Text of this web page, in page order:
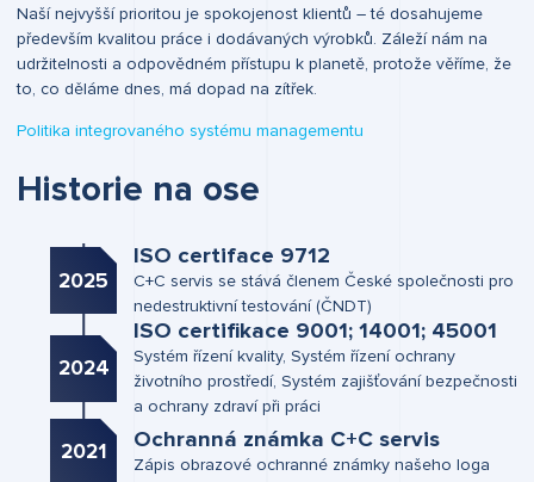
Naší nejvyšší prioritou je spokojenost klientů – té dosahujeme
především kvalitou práce i dodávaných výrobků. Záleží nám na
udržitelnosti a odpovědném přístupu k planetě, protože věříme, že
to, co děláme dnes, má dopad na zítřek.
Politika integrovaného systému managementu
Historie na ose
2025
ISO certiface 9712
C+C servis se stává členem České společnosti pro
nedestruktivní testování (ČNDT)
2024
ISO certifikace 9001; 14001; 45001
Systém řízení kvality, Systém řízení ochrany
životního prostředí, Systém zajišťování bezpečnosti
a ochrany zdraví při práci
2021 Ochranná známka C+C servis
Zápis obrazové ochranné známky našeho loga